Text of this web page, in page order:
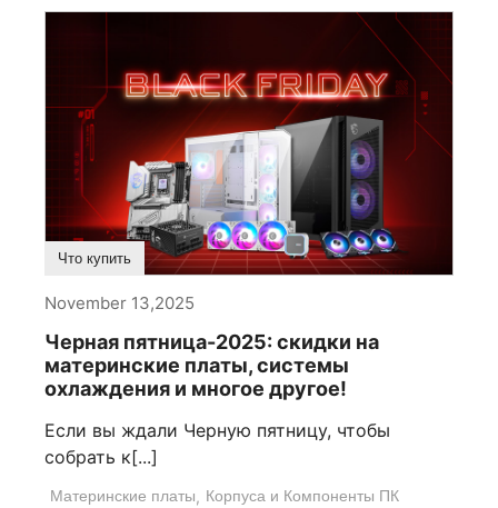
Что купить
November 13,2025
Черная пятница-2025: скидки на
материнские платы, системы
охлаждения и многое другое!
Если вы ждали Черную пятницу, чтобы
собрать к[...]
Материнские платы, Корпуса и Компоненты ПК